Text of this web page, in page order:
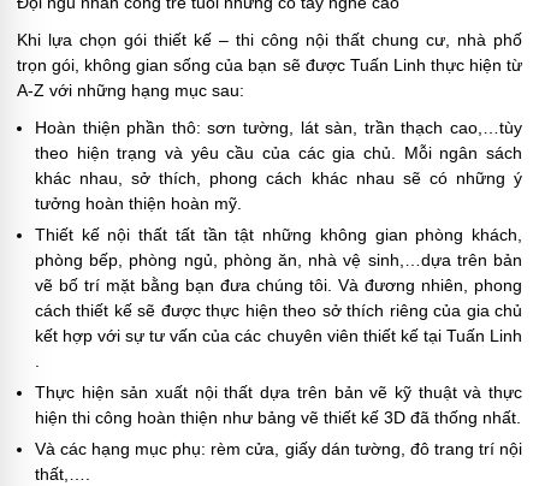
Khi lựa chọn gói thiết kế – thi công nội thất chung cư, nhà phố
trọn gói, không gian sống của bạn sẽ được Tuấn Linh thực hiện từ
A-Z với những hạng mục sau:
Hoàn thiện phần thô: sơn tường, lát sàn, trần thạch cao,…tùy
theo hiện trạng và yêu cầu của các gia chủ. Mỗi ngân sách
khác nhau, sở thích, phong cách khác nhau sẽ có những ý
tưởng hoàn thiện hoàn mỹ.
Thiết kế nội thất tất tần tật những không gian phòng khách,
phòng bếp, phòng ngủ, phòng ăn, nhà vệ sinh,…dựa trên bản
vẽ bố trí mặt bằng bạn đưa chúng tôi. Và đương nhiên, phong
cách thiết kế sẽ được thực hiện theo sở thích riêng của gia chủ
kết hợp với sự tư vấn của các chuyên viên thiết kế tại Tuấn Linh
.
Thực hiện sản xuất nội thất dựa trên bản vẽ kỹ thuật và thực
hiện thi công hoàn thiện như bảng vẽ thiết kế 3D đã thống nhất.
Và các hạng mục phụ: rèm cửa, giấy dán tường, đô trang trí nội
thất,….